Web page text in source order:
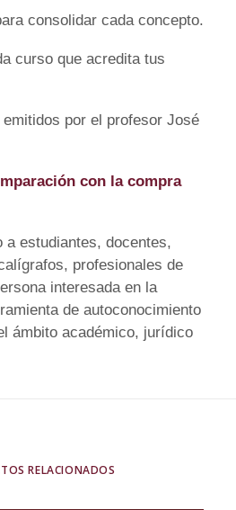
consolidar cada concepto.
curso que acredita tus
por el profesor José
con la compra
a estudiantes, docentes,
profesionales de
interesada en la
de autoconocimiento
ámbito académico, jurídico
RELACIONADOS